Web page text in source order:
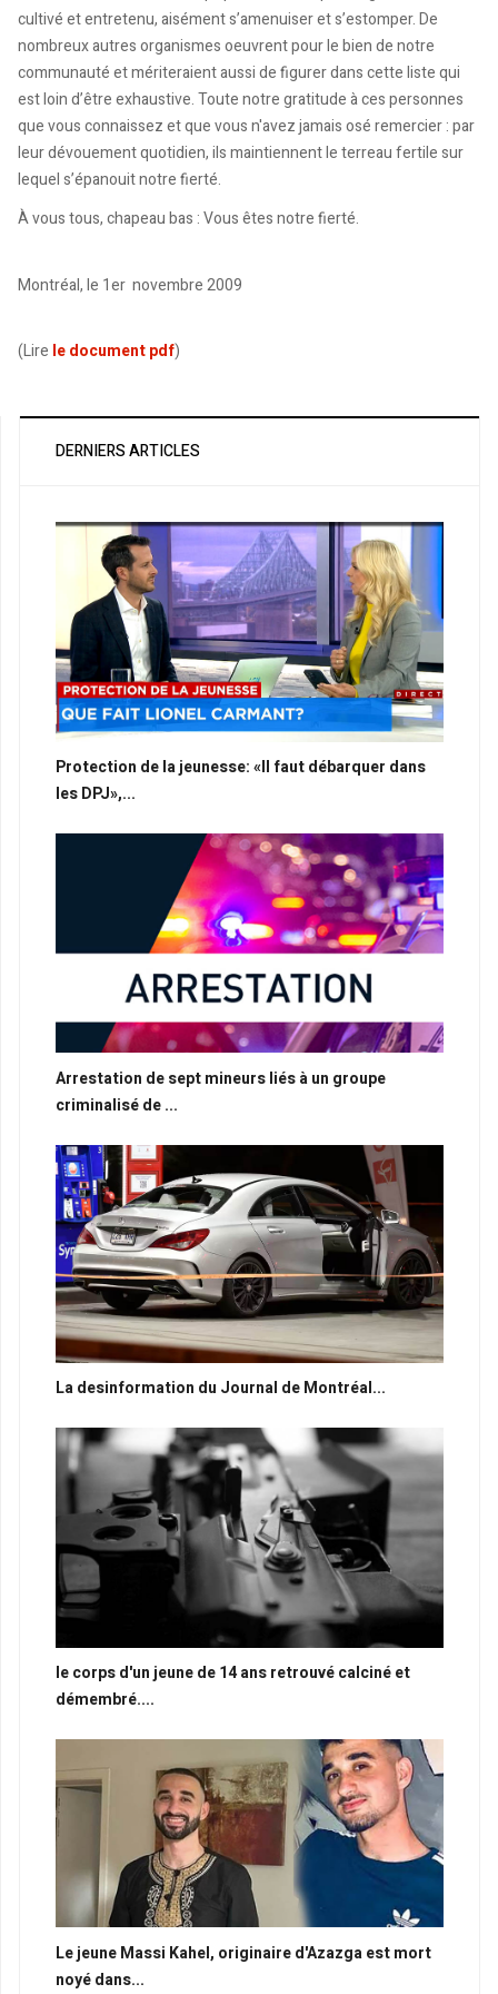
cultivé et entretenu, aisément s’amenuiser et s’estomper. De
nombreux autres organismes oeuvrent pour le bien de notre
communauté et mériteraient aussi de figurer dans cette liste qui
est loin d’être exhaustive. Toute notre gratitude à ces personnes
que vous connaissez et que vous n'avez jamais osé remercier : par
leur dévouement quotidien, ils maintiennent le terreau fertile sur
lequel s’épanouit notre fierté.
À vous tous, chapeau bas : Vous êtes notre fierté.
Montréal, le 1er novembre 2009
(Lire le document pdf)
DERNIERS ARTICLES
Protection de la jeunesse: «Il faut débarquer dans
les DPJ»,...
Arrestation de sept mineurs liés à un groupe
criminalisé de ...
La desinformation du Journal de Montréal...
le corps d'un jeune de 14 ans retrouvé calciné et
démembré....
Le jeune Massi Kahel, originaire d'Azazga est mort
noyé dans...